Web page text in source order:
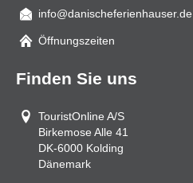
Mail
info@danischeferienhauser.de
Öffnungszeiten
Finden Sie uns
TouristOnline A/S
Birkemose Alle 41
DK-6000 Kolding
Dänemark